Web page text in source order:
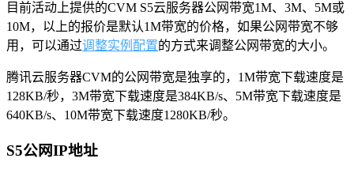
目前活动上提供的CVM S5云服务器公网带宽1M、3M、5M或
10M，以上的报价是默认1M带宽的价格，如果公网带宽不够
用，可以通过调整实例配置的方式来调整公网带宽的大小。
腾讯云服务器CVM的公网带宽是独享的，1M带宽下载速度是
128KB/秒，3M带宽下载速度是384KB/s、5M带宽下载速度是
640KB/s、10M带宽下载速度1280KB/秒。
S5公网IP地址